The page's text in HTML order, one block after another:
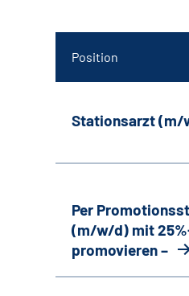
Position
Stationsarzt (m/
Per
(m/w/d) mit
promovieren –